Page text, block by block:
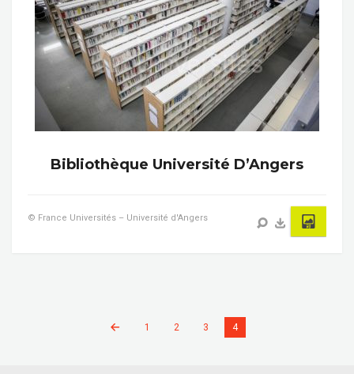
Bibliothèque Université D’Angers
© France Universités – Université d'Angers
1 2 3 4